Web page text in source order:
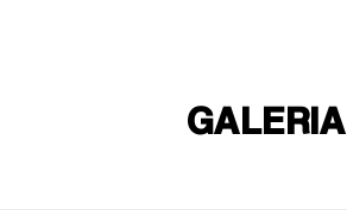
GALERIA